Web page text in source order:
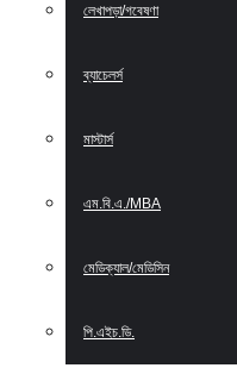
লেখাপড়া/গবেষণা
ব্যাচেলর্স
মাস্টার্স
এম.বি.এ./MBA
মেডিক্যাল/মেডিসিন
পি.এইচ.ডি.